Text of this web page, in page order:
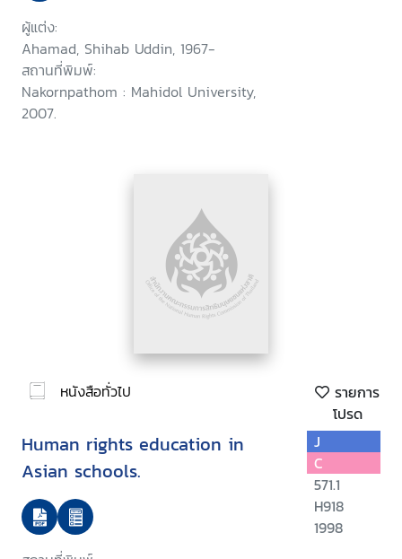
ผู้แต่ง:
Ahamad, Shihab Uddin, 1967-
สถานที่พิมพ์:
Nakornpathom : Mahidol University,
2007.
หนังสือทั่วไป
รายการ
โปรด
Human rights education in
Asian schools.
J
C
571.1
H918
1998